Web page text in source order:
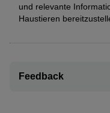
und relevante
Haustieren
Feedback